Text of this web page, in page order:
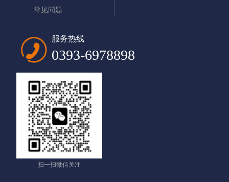
常见问题
服务热线
0393-6978898
扫一扫微信关注